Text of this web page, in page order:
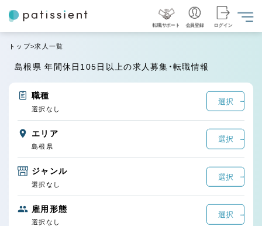
転職サポート 会員登録 ログイン
トップ 求人一覧
島根県 年間休日105日以上の求人募集・転職情報
職種
選択
選択なし
エリア
選択
島根県
ジャンル
選択
選択なし
雇用形態
選択
選択なし